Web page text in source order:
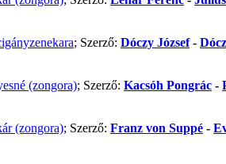
; Szerző: Dóczy József-
(zongora); Szerző: Kacsóh Pongrác -
(zongora); Szerző: Franz von Suppé -